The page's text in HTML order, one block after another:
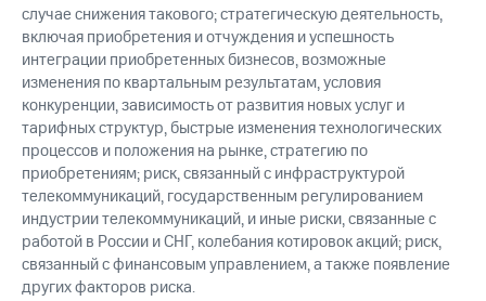
случае снижения такового; стратегическую деятельность,
включая приобретения и отчуждения и успешность
интеграции приобретенных бизнесов, возможные
изменения по квартальным результатам, условия
конкуренции, зависимость от развития новых услуг и
тарифных структур, быстрые изменения технологических
процессов и положения на рынке, стратегию по
приобретениям; риск, связанный с инфраструктурой
телекоммуникаций, государственным регулированием
индустрии телекоммуникаций, и иные риски, связанные с
работой в России и СНГ, колебания котировок акций; риск,
связанный с финансовым управлением, а также появление
других факторов риска.